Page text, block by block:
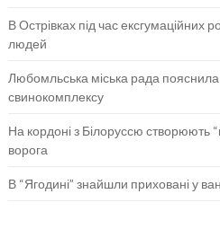
В Острівках під час ексгумаційних
людей
Любомльська міська рада
свинокомплексу
На кордоні з Білоруссю створюють
ворога
В “Ягодині” знайшли приховані у